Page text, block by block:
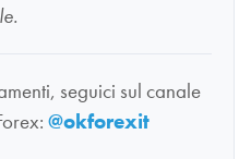
seguici sul canale
@okforexit